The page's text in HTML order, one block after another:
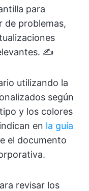
para
de problemas,
✍️
utilizando la
según
y los colores
en la guía
el documento
revisar los